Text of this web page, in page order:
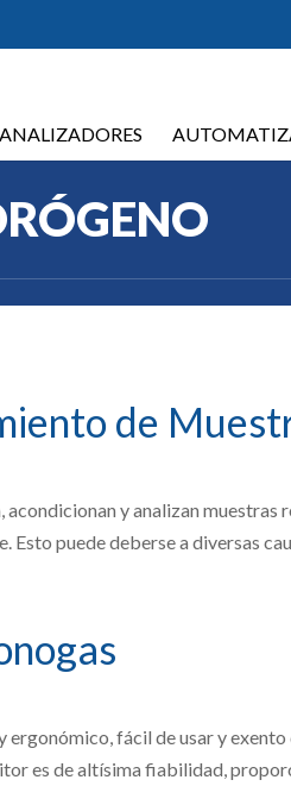
ANALIZADORES
de
y analizan muestras
puede deberse a diversas
fácil de usar y
es de altísima fiabilidad,